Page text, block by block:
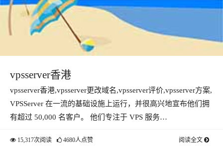
vpsserver香港
vpsserver香港,vpsserver更改域名,vpsserver评价,vpsserver方案,
VPSServer 在一流的基础设施上运行，并很高兴地宣布他们拥
有超过 50,000 名客户。 他们专注于 VPS 服务…
15,317次阅读 4680人点赞 阅读全文